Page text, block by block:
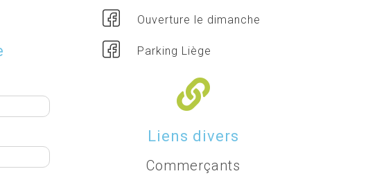
Ouverture le dimanche
Parking Liège
Liens divers
Commerçants